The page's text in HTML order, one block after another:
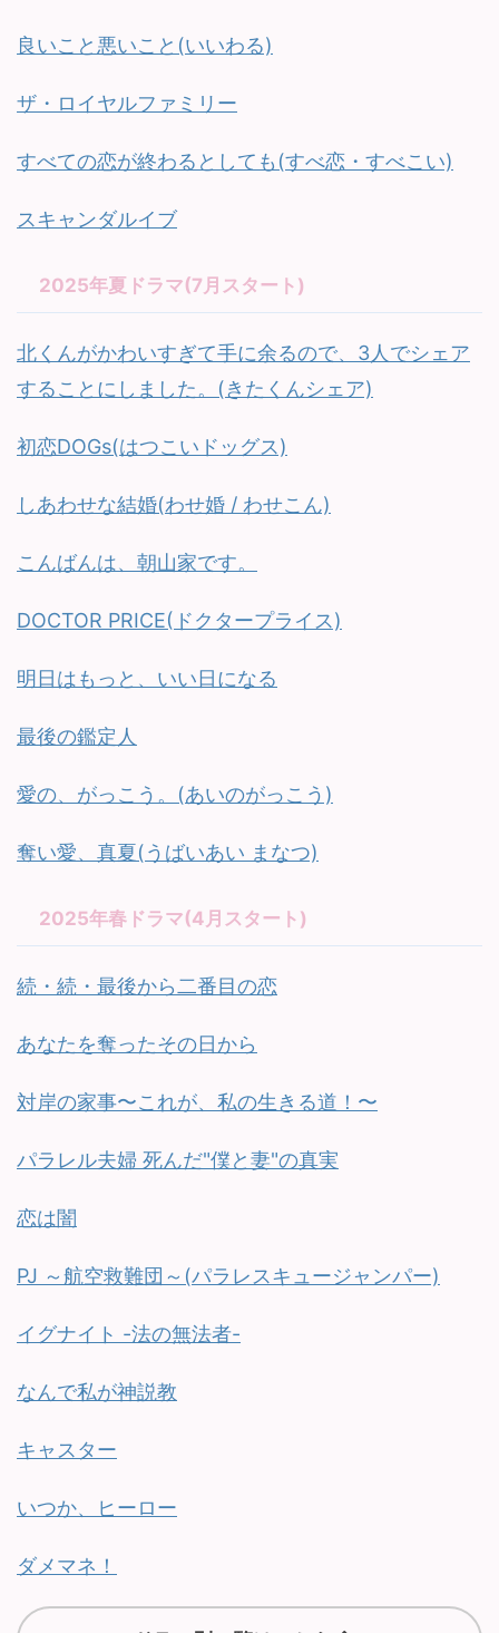
良いこと悪いこと(いいわる)
ザ・ロイヤルファミリー
すべての恋が終わるとしても(すべ恋・すべこい)
スキャンダルイブ
2025年夏ドラマ(7月スタート)
北くんがかわいすぎて手に余るので、3人でシェア
することにしました。(きたくんシェア)
初恋DOGs(はつこいドッグス)
しあわせな結婚(わせ婚 / わせこん)
こんばんは、朝山家です。
DOCTOR PRICE(ドクタープライス)
明日はもっと、いい日になる
最後の鑑定人
愛の、がっこう。(あいのがっこう)
奪い愛、真夏(うばいあい まなつ)
2025年春ドラマ(4月スタート)
続・続・最後から二番目の恋
あなたを奪ったその日から
対岸の家事〜これが、私の生きる道！〜
パラレル夫婦 死んだ"僕と妻"の真実
恋は闇
PJ ～航空救難団～(パラレスキュージャンパー)
イグナイト -法の無法者-
なんで私が神説教
キャスター
いつか、ヒーロー
ダメマネ！